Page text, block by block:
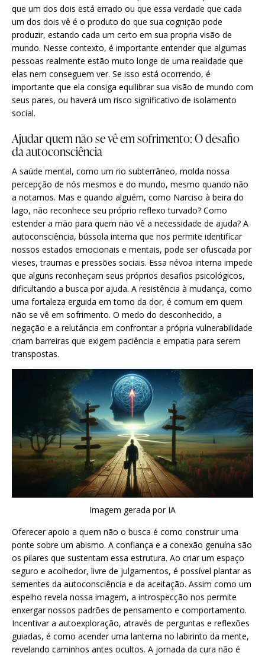
que um dos dois está errado ou que essa verdade que cada
um dos dois vê é o produto do que sua cognição pode
produzir, estando cada um certo em sua propria visão de
mundo. Nesse contexto, é importante entender que algumas
pessoas realmente estão muito longe de uma realidade que
elas nem conseguem ver. Se isso está ocorrendo, é
importante que ela consiga equilibrar sua visão de mundo com
seus pares, ou haverá um risco significativo de isolamento
social.
Ajudar quem não se vê em sofrimento: O desafio
da autoconsciência
A saúde mental, como um rio subterrâneo, molda nossa
percepção de nós mesmos e do mundo, mesmo quando não
a notamos. Mas e quando alguém, como Narciso à beira do
lago, não reconhece seu próprio reflexo turvado? Como
estender a mão para quem não vê a necessidade de ajuda? A
autoconsciência, bússola interna que nos permite identificar
nossos estados emocionais e mentais, pode ser ofuscada por
vieses, traumas e pressões sociais. Essa névoa interna impede
que alguns reconheçam seus próprios desafios psicológicos,
dificultando a busca por ajuda. A resistência à mudança, como
uma fortaleza erguida em torno da dor, é comum em quem
não se vê em sofrimento. O medo do desconhecido, a
negação e a relutância em confrontar a própria vulnerabilidade
criam barreiras que exigem paciência e empatia para serem
transpostas.
Imagem gerada por IA
Oferecer apoio a quem não o busca é como construir uma
ponte sobre um abismo. A confiança e a conexão genuína são
os pilares que sustentam essa estrutura. Ao criar um espaço
seguro e acolhedor, livre de julgamentos, é possível plantar as
sementes da autoconsciência e da aceitação. Assim como um
espelho revela nossa imagem, a introspecção nos permite
enxergar nossos padrões de pensamento e comportamento.
Incentivar a autoexploração, através de perguntas e reflexões
guiadas, é como acender uma lanterna no labirinto da mente,
revelando caminhos antes ocultos. A jornada da cura não é